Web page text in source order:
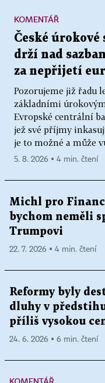
České úrokové
drží nad
za nepřijetí
Pozorujeme již řadu
základními
Evropské centrální
jež své příjmy
je to možné a může
KOMENTÁŘ
5. 8. 2026 ▪ 4 min. čtení
Michl pro
bychom neměli
Trumpovi
22. 7. 2026 ▪ 4 min. čtení
Reformy byly
dluhy v
příliš vysokou
24. 6. 2026 ▪ 6 min. čtení
KOMENTÁŘ